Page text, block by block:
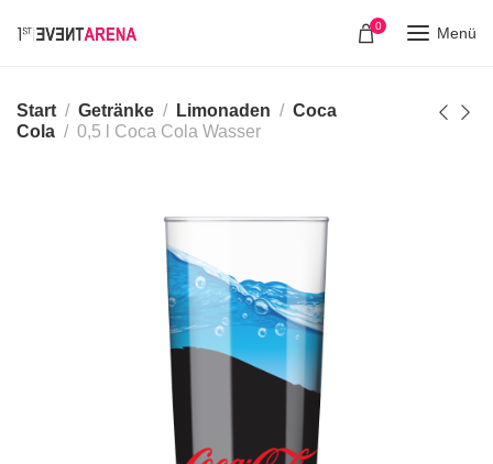
0 Menü
Start Getränke Limonaden
Coca
Cola
0,5 l Coca Cola Wasser